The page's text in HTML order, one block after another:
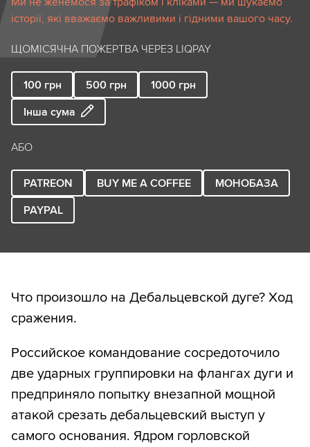
історії, які вважаємо важливими і гідними вашого часу.
ЩОМІСЯЧНА ПОЖЕРТВА ЧЕРЕЗ LIQPAY
100 грн 500 грн 1000 грн
Інша сума
АБО
PATREON BUY ME A COFFEE
МОНОБАЗА
PAYPAL
Что произошло на Дебальцевской дуге? Ход
сражения.
Российское командование сосредоточило
две ударных группировки на флангах дуги и
предприняло попытку внезапной мощной
атакой срезать дебальцевский выступ у
самого основания. Ядром горловской